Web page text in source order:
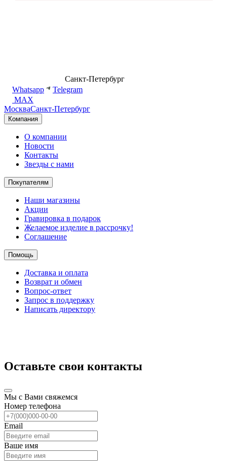
Санкт-Петербург
Whatsapp
Telegram
MAX
МоскваСанкт-Петербург
Компания
О компании
Новости
Контакты
Звезды с нами
Покупателям
Наши магазины
Акции
Гравировка в подарок
Желаемое изделие в рассрочку!
Соглашение
Помощь
Доставка и оплата
Возврат и обмен
Вопрос-ответ
Запрос в поддержку
Написать директору
Оставьте свои контакты
Мы с Вами свяжемся
Номер телефона
Email
Ваше имя